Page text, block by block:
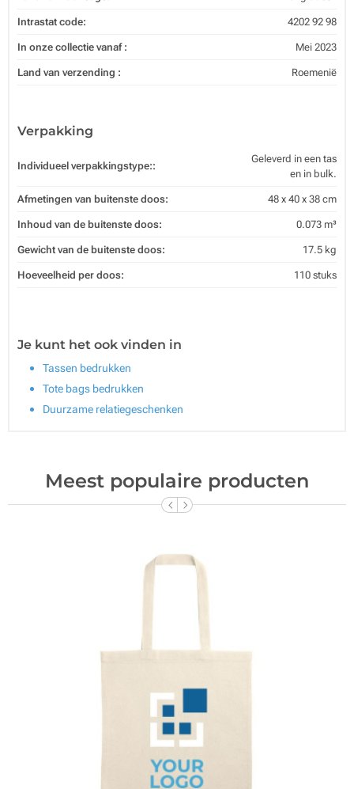
Intrastat code: 4202 92 98
In onze collectie vanaf : Mei 2023
Land van verzending : Roemenië
Verpakking
Individueel verpakkingstype::
Geleverd in een tas
en in bulk.
Afmetingen van buitenste doos: 48 x 40 x 38 cm
Inhoud van de buitenste doos: 0.073 m³
Gewicht van de buitenste doos: 17.5 kg
Hoeveelheid per doos: 110 stuks
Je kunt het ook vinden in
Tassen bedrukken
Tote bags bedrukken
Duurzame relatiegeschenken
Meest populaire producten